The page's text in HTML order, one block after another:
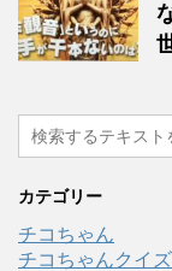
カテゴリー
チコちゃん
チコちゃんクイズ